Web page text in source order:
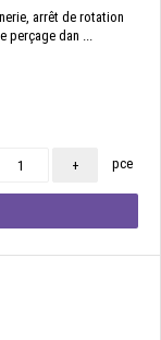
arrêt de rotation
perçage dan ...
+ pce